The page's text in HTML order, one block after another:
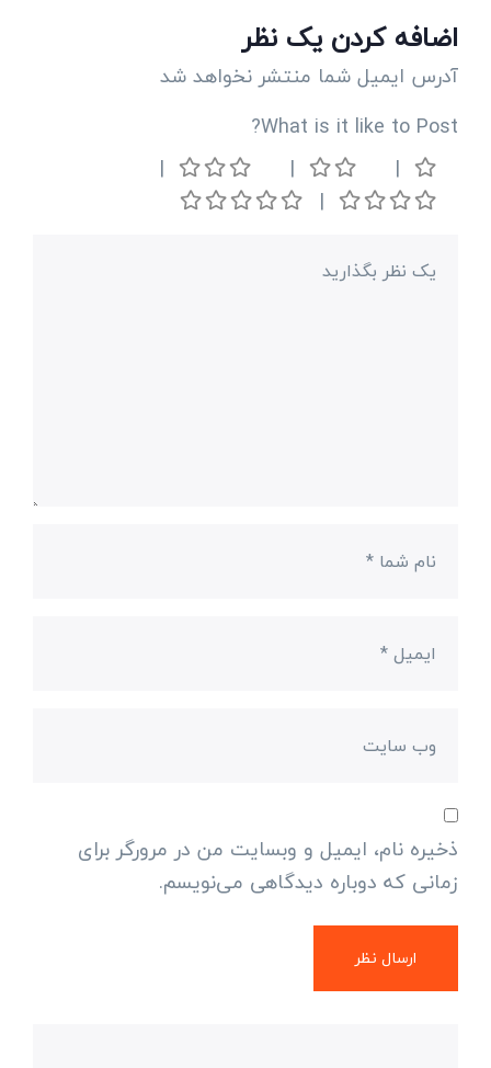
اضافه کردن یک نظر
آدرس ایمیل شما منتشر نخواهد شد
What is it like to Post?
ذخیره نام، ایمیل و وبسایت من در مرورگر برای
زمانی که دوباره دیدگاهی می‌نویسم.